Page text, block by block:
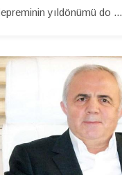
yıldönümü do ...